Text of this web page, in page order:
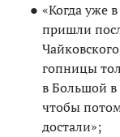
«Когда уже
пришли
гопницы
в Большой
чтобы
достали»;